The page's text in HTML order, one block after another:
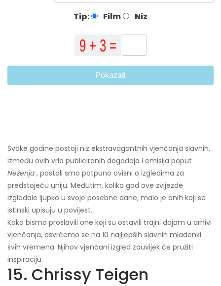
Tip: Film Niz
Pokazati
Svake godine postoji niz ekstravagantnih vjenčanja slavnih.
Između ovih vrlo publiciranih događaja i emisija poput
Neženja , postali smo potpuno ovisni o izgledima za
predstojeću uniju. Međutim, koliko god ove zvijezde
izgledale ljupko u svoje posebne dane, malo je onih koji se
istinski upisuju u povijest.
Kako bismo proslavili one koji su ostavili trajni dojam u arhivi
vjenčanja, osvrćemo se na 10 najljepših slavnih mladenki
svih vremena. Njihov vjenčani izgled zauvijek će pružiti
inspiraciju.
15. Chrissy Teigen